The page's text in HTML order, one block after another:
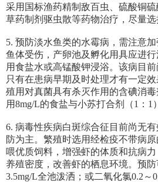
采用国标渔药精制敌百虫、硫酸铜
草药制剂驱虫散等药物治疗，尽量选
5. 预防淡水鱼类的水霉病，需注意
鱼体受伤，产卵池及孵化用具应进
用食盐水或高锰酸钾浸浴。该病目前
只有在患病早期及时处理才有一定
殖用对真菌具有杀灭作用的含碘消
用8mg/L的食盐与小苏打合剂（1：1
6. 病毒性疾病白斑综合征目前尚无
防为主。繁殖时选用经检疫不带病
喂优质饲料，增强虾的体质和抗病
养殖密度，改善虾的栖息环境。预防
3.5mg/L全池泼洒；或二氧化氯0.2～